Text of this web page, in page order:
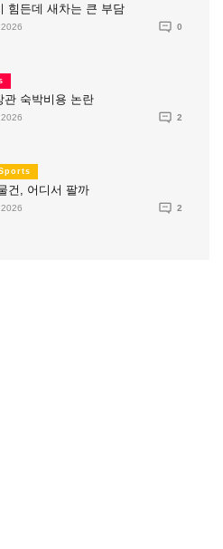
힘든데 새차는 큰 부담
0
관 숙박비용 논란
2
건, 어디서 팔까
2